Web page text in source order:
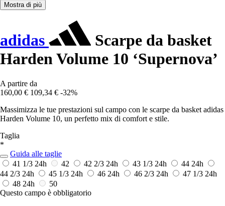
Mostra di più
adidas
Scarpe da basket
Harden Volume 10 ‘Supernova’
A partire da
160,00 € 109,34 € -32%
Massimizza le tue prestazioni sul campo con le scarpe da basket adidas
Harden Volume 10, un perfetto mix di comfort e stile.
Taglia
*
Guida alle taglie
41 1/3 24h 42 42 2/3 24h 43 1/3 24h 44 24h
44 2/3 24h 45 1/3 24h 46 24h 46 2/3 24h 47 1/3 24h
48 24h
50
Questo campo è obbligatorio